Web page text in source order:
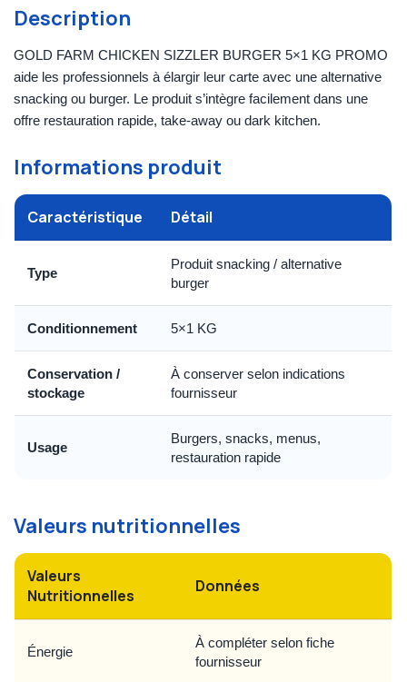
Description
GOLD FARM CHICKEN SIZZLER BURGER 5×1 KG PROMO
aide les professionnels à élargir leur carte avec une alternative
snacking ou burger. Le produit s’intègre facilement dans une
offre restauration rapide, take-away ou dark kitchen.
Informations produit
Caractéristique Détail
Type
Produit snacking / alternative
burger
Conditionnement 5×1 KG
Conservation /
stockage
À conserver selon indications
fournisseur
Usage
Burgers, snacks, menus,
restauration rapide
Valeurs nutritionnelles
Valeurs
Nutritionnelles
Données
Énergie
À compléter selon fiche
fournisseur